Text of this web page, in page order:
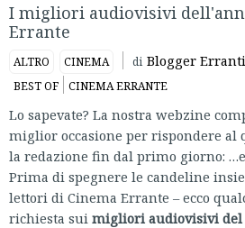
I migliori audiovisivi
Errante
ALTRO CINEMA di Blogger Erranti
BEST OF CINEMA ERRANTE
Lo sapevate? La nostra webzine
miglior occasione per rispondere al
la redazione fin dal primo giorno: …e
Prima di spegnere le candeline
lettori di Cinema Errante – ecco
richiesta sui migliori audiovisivi del